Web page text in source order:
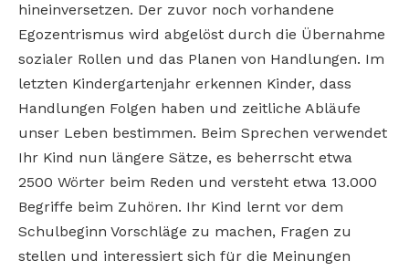
hineinversetzen. Der zuvor noch vorhandene
Egozentrismus wird abgelöst durch die Übernahme
sozialer Rollen und das Planen von Handlungen. Im
letzten Kindergartenjahr erkennen Kinder, dass
Handlungen Folgen haben und zeitliche Abläufe
unser Leben bestimmen. Beim Sprechen verwendet
Ihr Kind nun längere Sätze, es beherrscht etwa
2500 Wörter beim Reden und versteht etwa 13.000
Begriffe beim Zuhören. Ihr Kind lernt vor dem
Schulbeginn Vorschläge zu machen, Fragen zu
stellen und interessiert sich für die Meinungen